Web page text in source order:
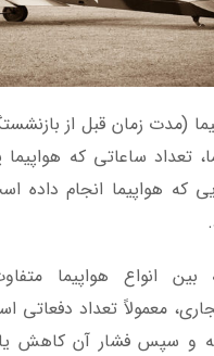
(مدت زمان قبل از
تعداد ساعاتی که هواپیما
که هواپیما انجام داده
انواع هواپیما
معمولاً تعداد
و سپس فشار آن کاهش